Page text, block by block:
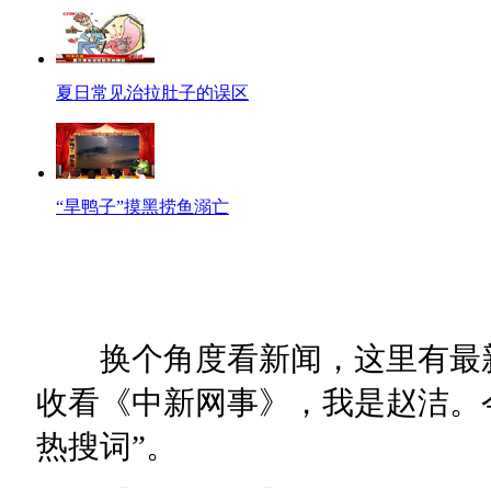
夏日常见治拉肚子的误区
“旱鸭子”摸黑捞鱼溺亡
换个角度看新闻，这里有最
收看《中新网事》，我是赵洁
热搜词”。